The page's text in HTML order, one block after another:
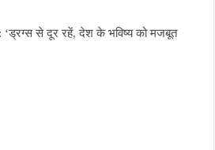
‘ड्रग्स से दूर रहें, देश के भविष्य को मजबूत